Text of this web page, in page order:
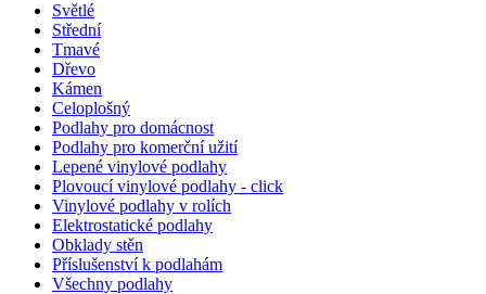
Světlé
Střední
Tmavé
Dřevo
Kámen
Celoplošný
Podlahy pro domácnost
Podlahy pro komerční užití
Lepené vinylové podlahy
Plovoucí vinylové podlahy - click
Vinylové podlahy v rolích
Elektrostatické podlahy
Obklady stěn
Příslušenství k podlahám
Všechny podlahy